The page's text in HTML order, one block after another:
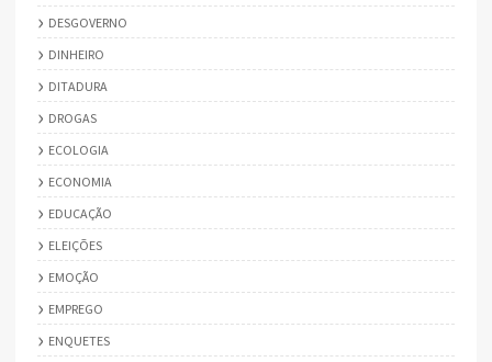
DESGOVERNO
DINHEIRO
DITADURA
DROGAS
ECOLOGIA
ECONOMIA
EDUCAÇÃO
ELEIÇÕES
EMOÇÃO
EMPREGO
ENQUETES